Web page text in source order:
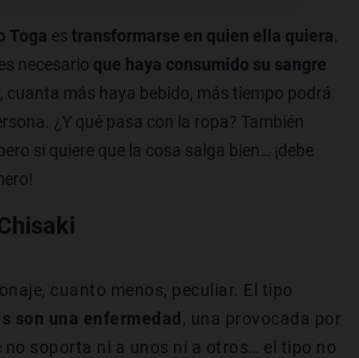
Toga es transformarse en quien ella quiera
necesario que haya consumido su sangre
cuanta más haya bebido, más tiempo podrá
¿Y qué pasa con la ropa? También
si quiere que la cosa salga bien… ¡debe
cuanto menos, peculiar. El tipo
son una enfermedad , una provocada por
no soporta ni a unos ni a otros… el tipo no